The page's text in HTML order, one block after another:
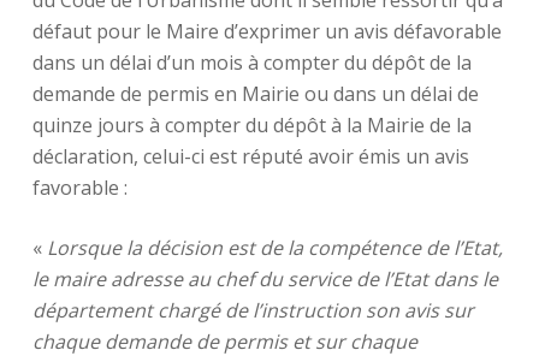
défaut pour le Maire d’exprimer un avis défavorable
dans un délai d’un mois à compter du dépôt de la
demande de permis en Mairie ou dans un délai de
quinze jours à compter du dépôt à la Mairie de la
déclaration, celui-ci est réputé avoir émis un avis
favorable :
« Lorsque la décision est de la compétence de l’Etat,
le maire adresse au chef du service de l’Etat dans le
département chargé de l’instruction son avis sur
chaque demande de permis et sur chaque